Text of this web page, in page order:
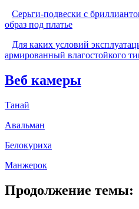
Серьги-подвески с
образ под платье
Для каких условий
армированный влагостойкого
Веб камеры
Танай
Авальман
Белокуриха
Манжерок
Продолжение темы: